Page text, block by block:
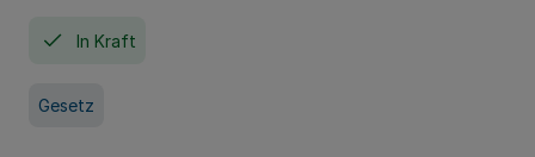
In Kraft
Gesetz